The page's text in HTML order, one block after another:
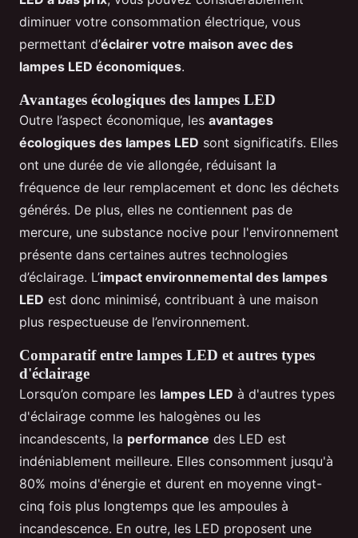
diminuer votre consommation électrique, vous
permettant d’éclairer votre maison avec des
lampes LED économiques.
Avantages écologiques des lampes LED
Outre l’aspect économique, les avantages
écologiques des lampes LED sont significatifs. Elles
ont une durée de vie allongée, réduisant la
fréquence de leur remplacement et donc les déchets
générés. De plus, elles ne contiennent pas de
mercure, une substance nocive pour l'environnement
présente dans certaines autres technologies
d’éclairage. L’impact environnemental des lampes
LED est donc minimisé, contribuant à une maison
plus respectueuse de l’environnement.
Comparatif entre lampes LED et autres types
d'éclairage
Lorsqu’on compare les lampes LED à d'autres types
d'éclairage comme les halogènes ou les
incandescents, la performance des LED est
indéniablement meilleure. Elles consomment jusqu'à
80% moins d'énergie et durent en moyenne vingt-
cinq fois plus longtemps que les ampoules à
incandescence. En outre, les LED proposent une